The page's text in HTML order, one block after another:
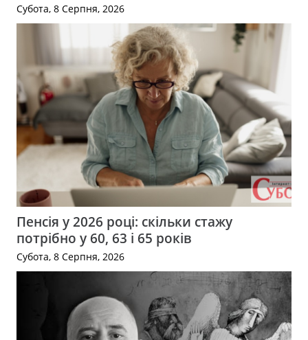
Субота, 8 Серпня, 2026
Пенсія у 2026 році: скільки стажу
потрібно у 60, 63 і 65 років
Субота, 8 Серпня, 2026